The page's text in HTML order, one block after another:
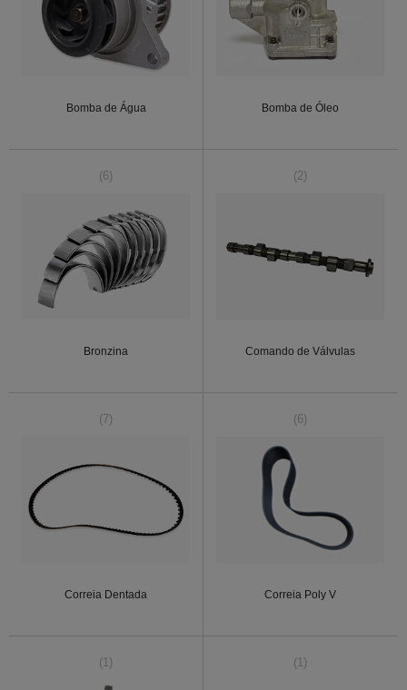
Bomba de Água Bomba de Óleo
(6)
Bronzina
(2)
Comando de Válvulas
(7)
Correia Dentada
(6)
Correia Poly V
(1) (1)